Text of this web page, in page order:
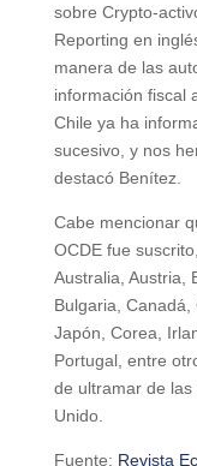
sobre Crypto-
Reporting en
manera de las
información fiscal
Chile ya ha
sucesivo, y nos
destacó Benítez.
Cabe mencionar
OCDE fue
Australia, Austria,
Bulgaria, Canadá,
Japón, Corea,
Portugal, entre
de ultramar de
Unido.
Fuente: Revista